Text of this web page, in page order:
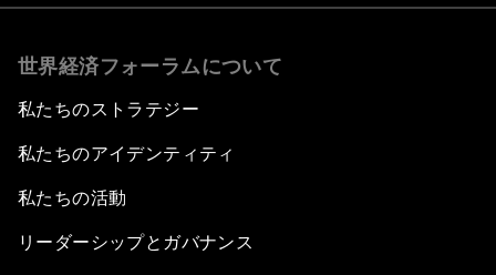
世界経済フォーラムについて
私たちのストラテジー
私たちのアイデンティティ
私たちの活動
リーダーシップとガバナンス